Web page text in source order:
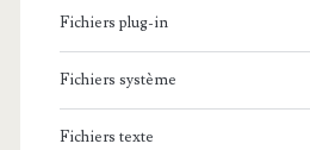
Fichiers plug-in
Fichiers système
Fichiers texte